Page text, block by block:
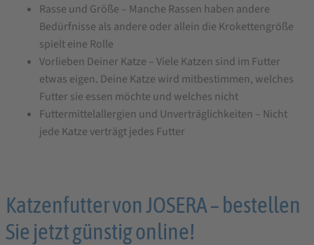
Rasse und Größe – Manche Rassen haben andere
Bedürfnisse als andere oder allein die Krokettengröße
spielt eine Rolle
Vorlieben Deiner Katze – Viele Katzen sind im Futter
etwas eigen. Deine Katze wird mitbestimmen, welches
Futter sie essen möchte und welches nicht
Futtermittelallergien und Unverträglichkeiten – Nicht
jede Katze verträgt jedes Futter
Katzenfutter von JOSERA – bestellen
Sie jetzt günstig online!